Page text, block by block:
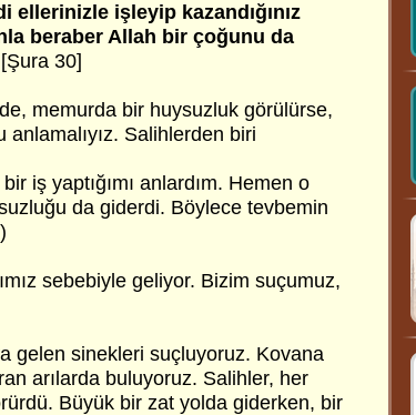
ellerinizle işleyip kazandığınız
beraber Allah bir çoğunu da
[Şura 30]
memurda bir huysuzluk görülürse,
Salihlerden biri
iş yaptığımı anlardım. Hemen o
da giderdi. Böylece tevbemin
sebebiyle geliyor. Bizim suçumuz,
gelen sinekleri suçluyoruz. Kovana
arılarda buluyoruz. Salihler, her
Büyük bir zat yolda giderken, bir